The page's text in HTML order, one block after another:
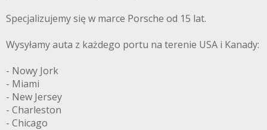
Specjalizujemy się w marce Porsche od 15 lat.
Wysyłamy auta z każdego portu na terenie USA i Kanady:
- Nowy Jork
- Miami
- New Jersey
- Charleston
- Chicago